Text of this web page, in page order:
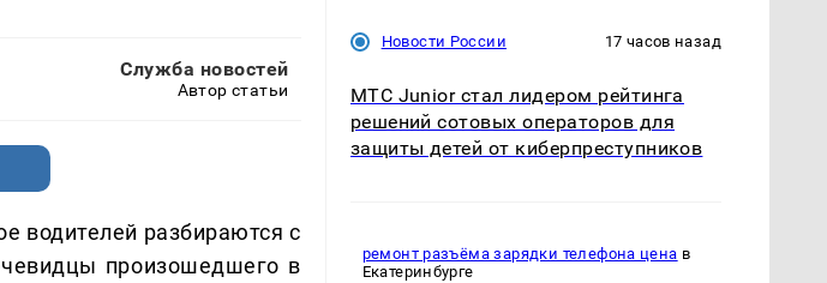
Служба новостей
Автор статьи
водителей разбираются с
произошедшего в
Новости России 17 часов назад
МТС Junior стал лидером рейтинга
решений сотовых операторов для
защиты детей от киберпреступников
ремонт разъёма зарядки телефона цена в
Екатеринбурге